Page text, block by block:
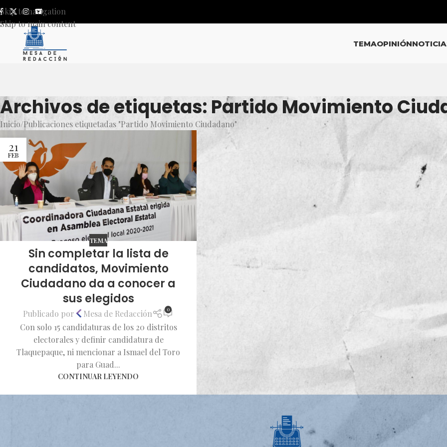
Skip to navigation
Skip to main content
TEMAOPINIÓN
Archivos de etiquetas: Partido Movimiento
Inicio Publicaciones etiquetadas "Partido Movimiento Ciudadano"
21
FEB
TEMA
Sin completar la lista de
candidatos, Movimiento
Ciudadano da a conocer a
sus elegidos
Publicado por Mesa de Redacción 0
Con solo 15 candidaturas de los 20 distritos
electorales y definir candidatura de
Tlaquepaque, ni mencionar a Ismael del Toro
para Guad...
CONTINUAR LEYENDO